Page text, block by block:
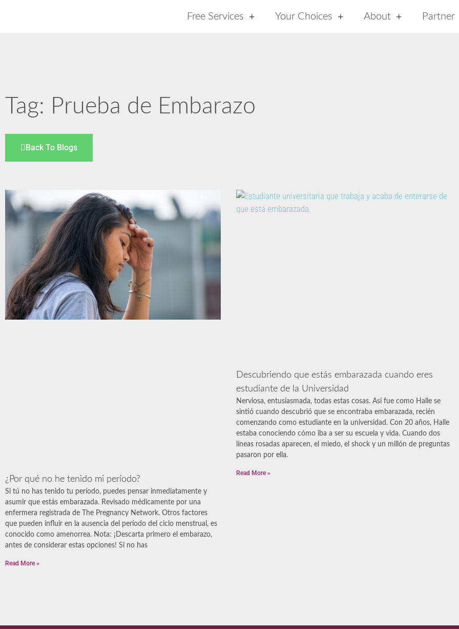
Free Services Your Choices About Partner
Tag: Prueba de Embarazo
Back To Blogs
¿Por qué no he tenido mi período?
Si tú no has tenido tu período, puedes pensar inmediatamente y
asumir que estás embarazada. Revisado médicamente por una
enfermera registrada de The Pregnancy Network. Otros factores
que pueden influir en la ausencia del período del ciclo menstrual, es
conocido como amenorrea. Nota: ¡Descarta primero el embarazo,
antes de considerar estas opciones! Si no has
Read More »
Descubriendo que estás embarazada cuando eres
estudiante de la Universidad
Nerviosa, entusiasmada, todas estas cosas. Así fue como Halle se
sintió cuando descubrió que se encontraba embarazada, recién
comenzando como estudiante en la universidad. Con 20 años, Halle
estaba conociendo cómo iba a ser su escuela y vida. Cuando dos
líneas rosadas aparecen, el miedo, el shock y un millón de preguntas
pasaron por ella.
Read More »